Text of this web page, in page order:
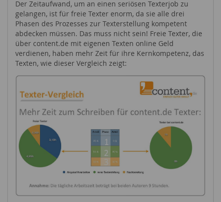
Der Zeitaufwand, um an einen seriösen Texterjob zu
gelangen, ist für freie Texter enorm, da sie alle drei
Phasen des Prozesses zur Texterstellung kompetent
abdecken müssen. Das muss nicht sein! Freie Texter, die
über content.de mit eigenen Texten online Geld
verdienen, haben mehr Zeit für ihre Kernkompetenz, das
Texten, wie dieser Vergleich zeigt: